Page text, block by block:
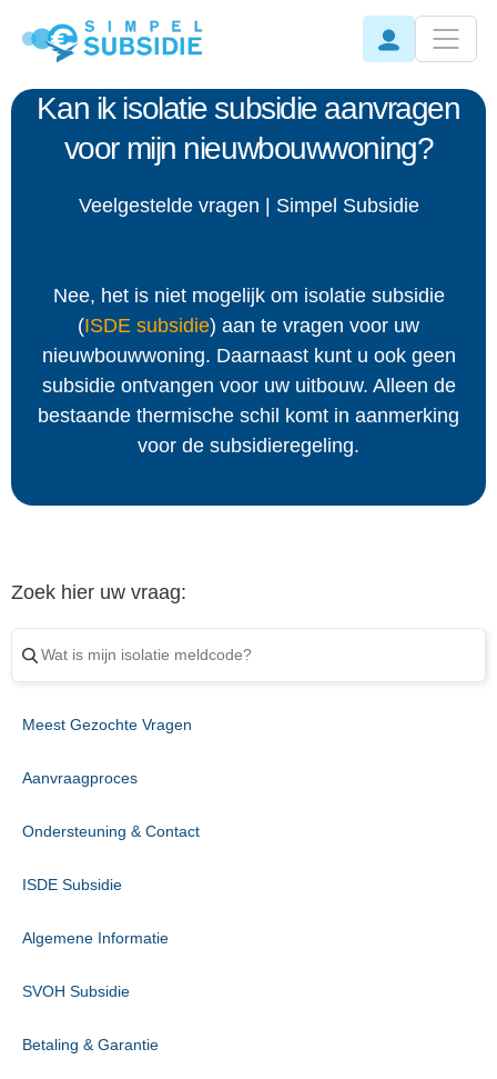
Kan ik isolatie subsidie aanvragen
voor mijn nieuwbouwwoning?
Veelgestelde vragen | Simpel Subsidie
Nee, het is niet mogelijk om isolatie subsidie
(ISDE subsidie) aan te vragen voor uw
nieuwbouwwoning. Daarnaast kunt u ook geen
subsidie ontvangen voor uw uitbouw. Alleen de
bestaande thermische schil komt in aanmerking
voor de subsidieregeling.
Zoek hier uw vraag:
Meest Gezochte Vragen
Aanvraagproces
Ondersteuning & Contact
ISDE Subsidie
Algemene Informatie
SVOH Subsidie
Betaling & Garantie